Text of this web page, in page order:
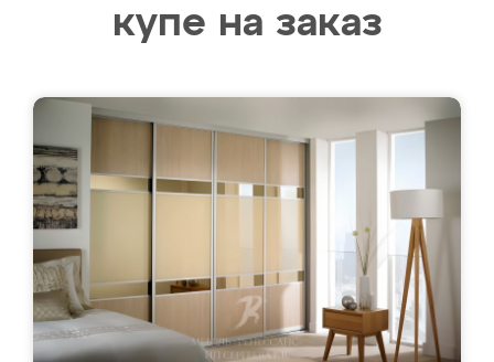
купе на заказ